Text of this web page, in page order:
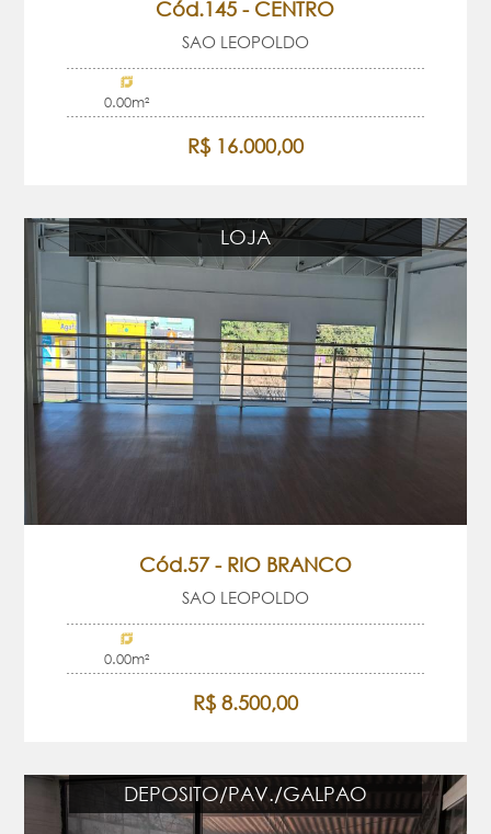
Cód.145 - CENTRO
SAO LEOPOLDO
0.00m²
R$ 16.000,00
LOJA
Cód.57 - RIO BRANCO
SAO LEOPOLDO
0.00m²
R$ 8.500,00
DEPOSITO/PAV./GALPAO